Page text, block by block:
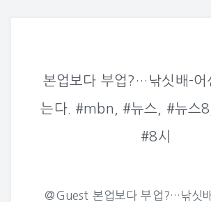
본업보다 부업?…낚싯배-어
는다. #mbn, #뉴스, #뉴스
#8시
@Guest 본업보다 부업?…낚싯